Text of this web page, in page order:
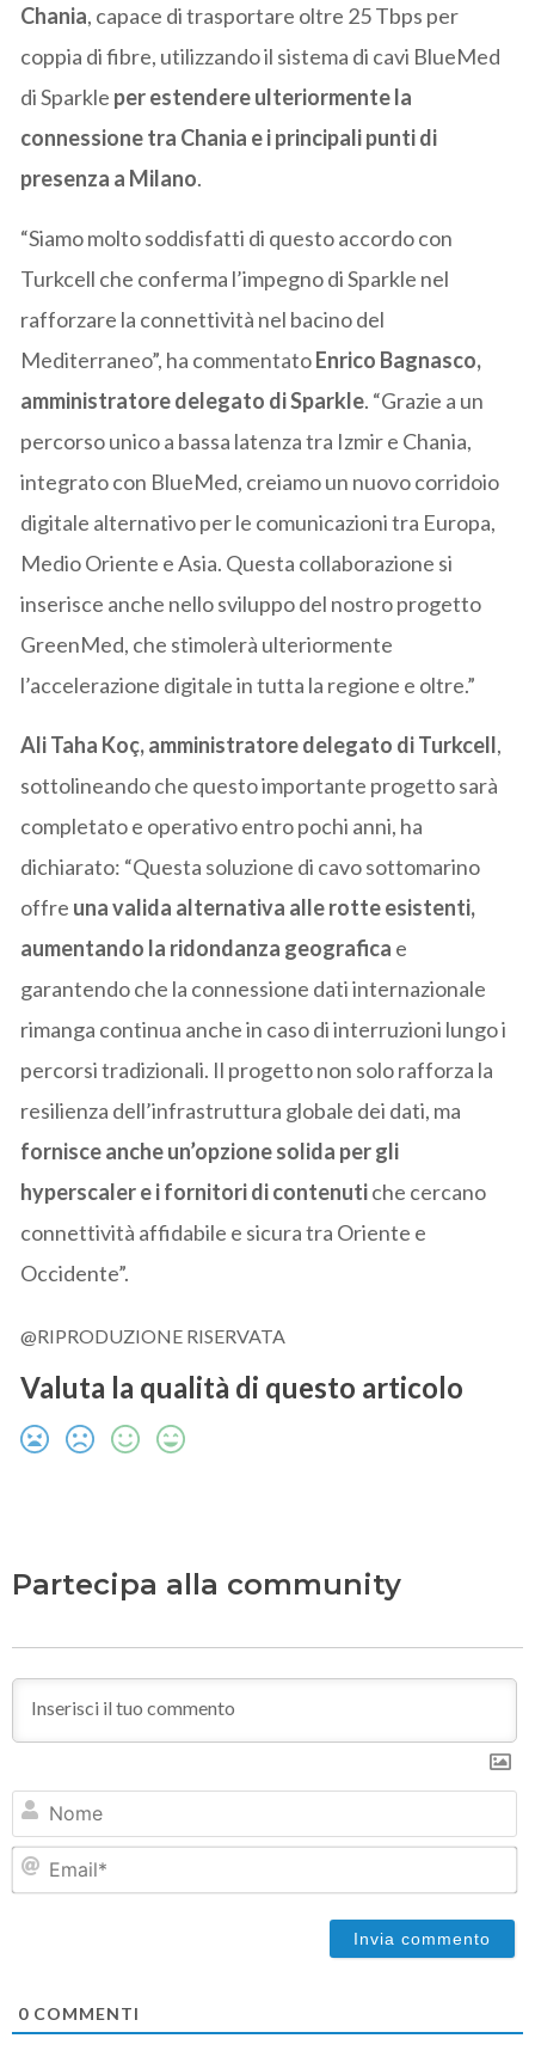
Chania, capace di trasportare oltre 25 Tbps per
coppia di fibre, utilizzando il sistema di cavi BlueMed
di Sparkle per estendere ulteriormente la
connessione tra Chania e i principali punti di
presenza a Milano.
“Siamo molto soddisfatti di questo accordo con
Turkcell che conferma l’impegno di Sparkle nel
rafforzare la connettività nel bacino del
Mediterraneo”, ha commentatoEnrico Bagnasco,
amministratore delegato di Sparkle. “Grazie a un
percorso unico a bassa latenza tra Izmir e Chania,
integrato con BlueMed, creiamo un nuovo corridoio
digitale alternativo per le comunicazioni tra Europa,
Medio Oriente e Asia. Questa collaborazione si
inserisce anche nello sviluppo del nostro progetto
GreenMed, che stimolerà ulteriormente
l’accelerazione digitale in tutta la regione e oltre.”
Ali Taha Koç, amministratore delegato di Turkcell,
sottolineando che questo importante progetto sarà
completato e operativo entro pochi anni, ha
dichiarato: “Questa soluzione di cavo sottomarino
offre una valida alternativa alle rotte esistenti,
aumentando la ridondanza geografica e
garantendo che la connessione dati internazionale
rimanga continua anche in caso di interruzioni lungo i
percorsi tradizionali. Il progetto non solo rafforza la
resilienza dell’infrastruttura globale dei dati, ma
fornisce anche un’opzione solida per gli
hyperscaler e i fornitori di contenutiche cercano
connettività affidabile e sicura tra Oriente e
Occidente”.
@RIPRODUZIONE RISERVATA
Valuta la qualità di questo articolo
Partecipa alla community
0 COMMENTI